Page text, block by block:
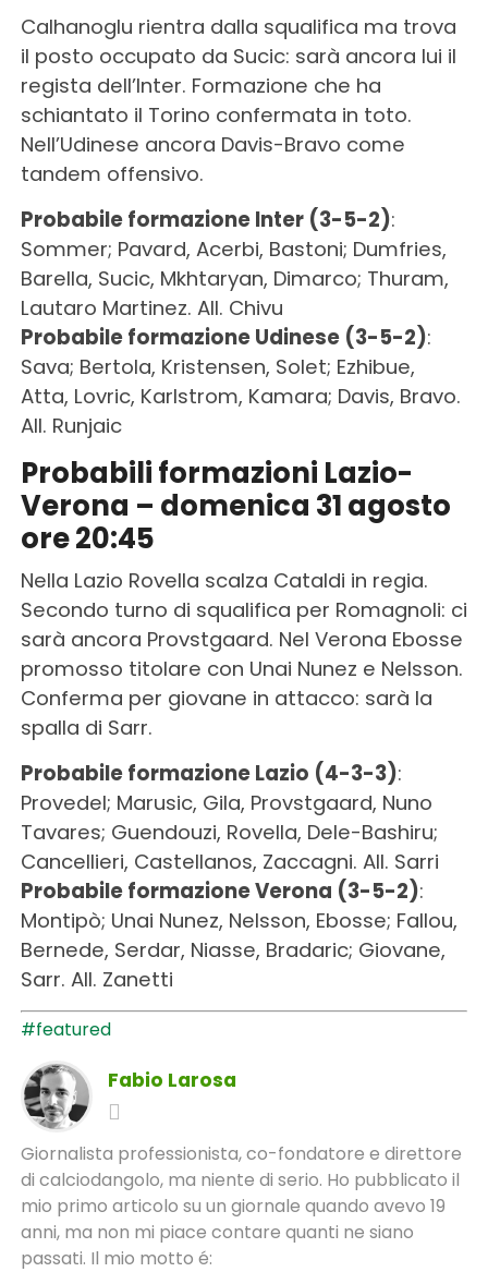
Calhanoglu rientra dalla squalifica ma trova
il posto occupato da Sucic: sarà ancora lui il
regista dell’Inter. Formazione che ha
schiantato il Torino confermata in toto.
Nell’Udinese ancora Davis-Bravo come
tandem offensivo.
Probabile formazione Inter (3-5-2):
Sommer; Pavard, Acerbi, Bastoni; Dumfries,
Barella, Sucic, Mkhtaryan, Dimarco; Thuram,
Lautaro Martinez. All. Chivu
Probabile formazione Udinese (3-5-2):
Sava; Bertola, Kristensen, Solet; Ezhibue,
Atta, Lovric, Karlstrom, Kamara; Davis, Bravo.
All. Runjaic
Probabili formazioni Lazio-
Verona – domenica 31 agosto
ore 20:45
Nella Lazio Rovella scalza Cataldi in regia.
Secondo turno di squalifica per Romagnoli: ci
sarà ancora Provstgaard. Nel Verona Ebosse
promosso titolare con Unai Nunez e Nelsson.
Conferma per giovane in attacco: sarà la
spalla di Sarr.
Probabile formazione Lazio (4-3-3):
Provedel; Marusic, Gila, Provstgaard, Nuno
Tavares; Guendouzi, Rovella, Dele-Bashiru;
Cancellieri, Castellanos, Zaccagni. All. Sarri
Probabile formazione Verona (3-5-2):
Montipò; Unai Nunez, Nelsson, Ebosse; Fallou,
Bernede, Serdar, Niasse, Bradaric; Giovane,
Sarr. All. Zanetti
#featured
Fabio Larosa
Giornalista professionista, co-fondatore e direttore
di calciodangolo, ma niente di serio. Ho pubblicato il
mio primo articolo su un giornale quando avevo 19
anni, ma non mi piace contare quanti ne siano
passati. Il mio motto é: